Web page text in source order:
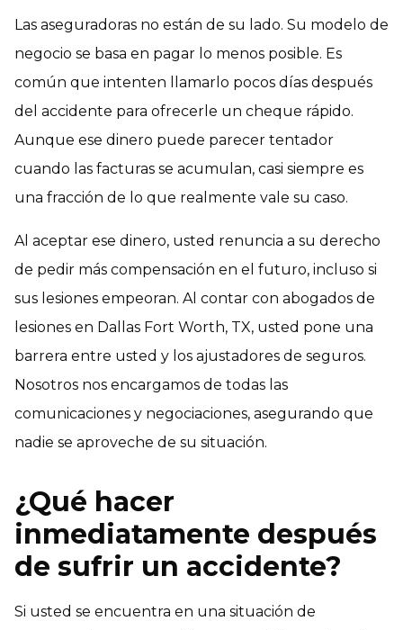
Las aseguradoras no están de su lado. Su modelo de
negocio se basa en pagar lo menos posible. Es
común que intenten llamarlo pocos días después
del accidente para ofrecerle un cheque rápido.
Aunque ese dinero puede parecer tentador
cuando las facturas se acumulan, casi siempre es
una fracción de lo que realmente vale su caso.
Al aceptar ese dinero, usted renuncia a su derecho
de pedir más compensación en el futuro, incluso si
sus lesiones empeoran. Al contar con abogados de
lesiones en Dallas Fort Worth, TX, usted pone una
barrera entre usted y los ajustadores de seguros.
Nosotros nos encargamos de todas las
comunicaciones y negociaciones, asegurando que
nadie se aproveche de su situación.
¿Qué hacer
inmediatamente después
de sufrir un accidente?
Si usted se encuentra en una situación de